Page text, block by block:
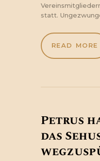
statt.
READ MORE
Petrus
das